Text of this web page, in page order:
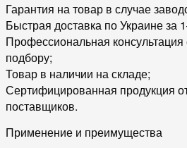
Гарантия на товар в случае
Быстрая доставка по Украинеза
Профессиональная консультация
подбору;
Товар в наличии на складе;
Сертифицированная продукция
поставщиков.
Применение и преимущества